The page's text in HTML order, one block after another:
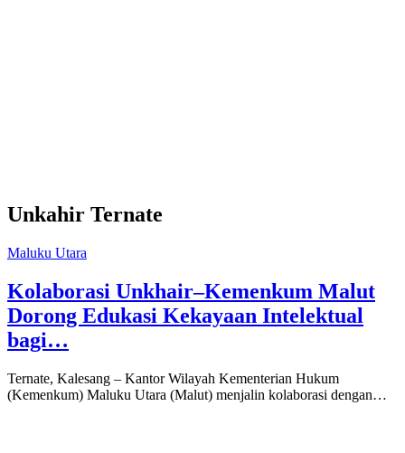
Unkahir Ternate
Maluku Utara
Kolaborasi Unkhair–Kemenkum Malut
Dorong Edukasi Kekayaan Intelektual
bagi…
Ternate, Kalesang – Kantor Wilayah Kementerian Hukum
(Kemenkum) Maluku Utara (Malut) menjalin kolaborasi dengan…